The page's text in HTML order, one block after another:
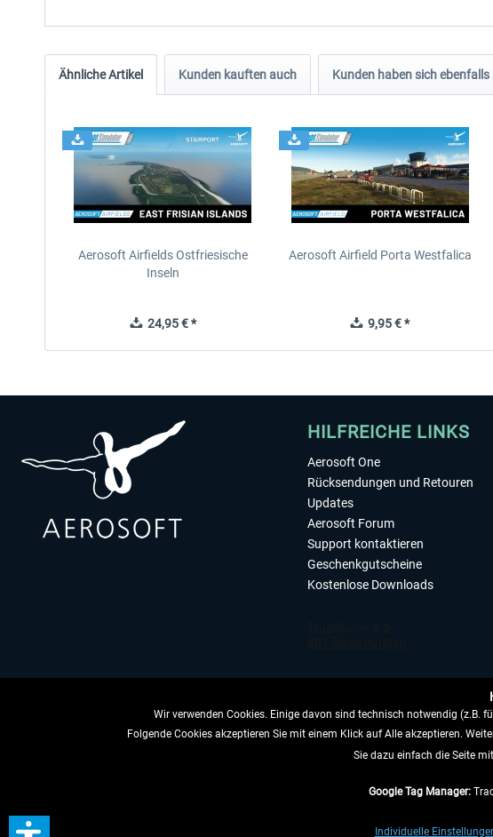
Ähnliche Artikel Kunden kauften auch Kunden haben sich ebenfalls
Aerosoft Airfields Ostfriesische
Inseln
24,95 € *
Aerosoft Airfield Porta Westfalica
9,95 € *
HILFREICHE LINKS
Aerosoft One
Rücksendungen und Retouren
Updates
Aerosoft Forum
Support kontaktieren
Geschenkgutscheine
Kostenlose Downloads
VERTRAG WIDERRUFEN
Wir verwenden Cookies. Einige davon sind technisch notwendig (z.B.
Folgende Cookies akzeptieren Sie mit einem Klick auf Alle akzeptieren.
Sie dazu einfach die Seite
Google Tag Manager:
Individuelle